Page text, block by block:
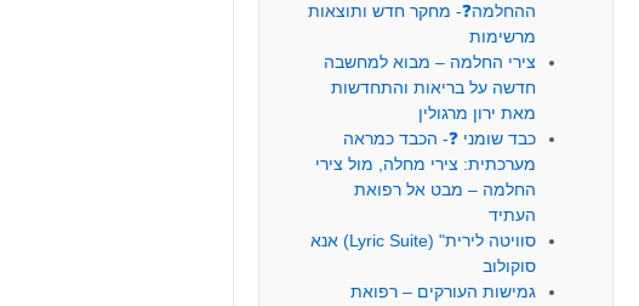
ההחלמה❓- מחקר חדש ותוצאות
מרשימות
צירי החלמה – מבוא למחשבה
חדשה על בריאות והתחדשות
מאת ירון מרגולין
כבד שומני ❓- הכבד כמראה
מערכתית: צירי מחלה, מול צירי
החלמה – מבט אל רפואת
העתיד
סוויטה לירית" (Lyric Suite) אנא
סוקולוב
גמישות העורקים – רפואת